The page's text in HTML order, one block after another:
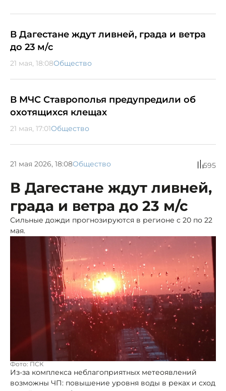
В Дагестане ждут ливней, града и ветра
до 23 м/с
21 мая, 18:08Общество
В МЧС Ставрополья предупредили об
охотящихся клещах
21 мая, 17:01Общество
21 мая 2026, 18:08Общество 595
В Дагестане ждут ливней,
града и ветра до 23 м/с
Сильные дожди прогнозируются в регионе с 20 по 22
мая.
Фото: ПСК
Из-за комплекса неблагоприятных метеоявлений
возможны ЧП: повышение уровня воды в реках и сход